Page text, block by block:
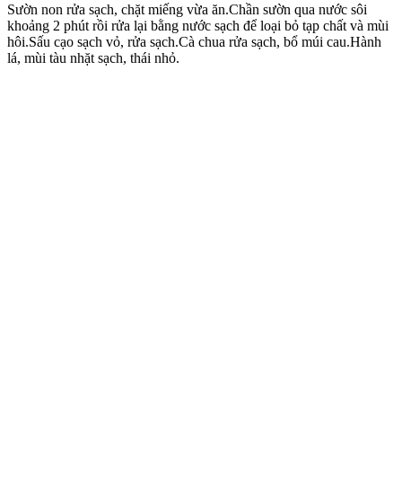
Sườn non rửa sạch, chặt miếng vừa ăn.Chần sườn qua nước sôi
khoảng 2 phút rồi rửa lại bằng nước sạch để loại bỏ tạp chất và mùi
hôi.Sấu cạo sạch vỏ, rửa sạch.Cà chua rửa sạch, bổ múi cau.Hành
lá, mùi tàu nhặt sạch, thái nhỏ.